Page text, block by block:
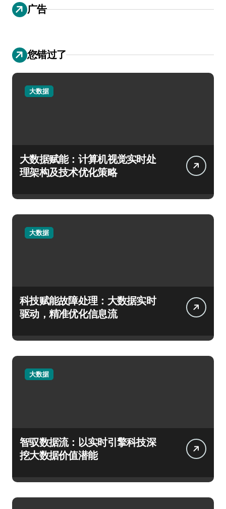
广告
您错过了
大数据
大数据赋能：计算机视觉实时处
理架构及技术优化策略
大数据
科技赋能故障处理：大数据实时
驱动，精准优化信息流
大数据
智驭数据流：以实时引擎科技深
挖大数据价值潜能